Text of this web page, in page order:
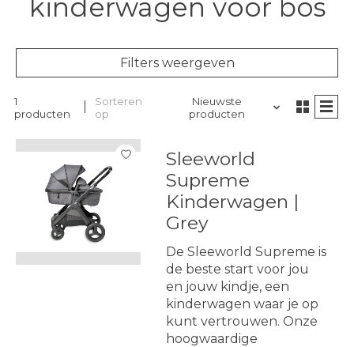
kinderwagen voor bos
Filters weergeven
1
producten
Sorteren
op
Nieuwste
producten
Sleeworld
Supreme
Kinderwagen |
Grey
De Sleeworld Supreme is
de beste start voor jou
en jouw kindje, een
kinderwagen waar je op
kunt vertrouwen. Onze
hoogwaardige